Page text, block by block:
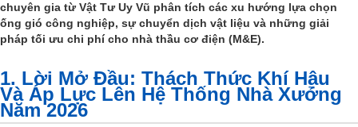
chuyên gia từVật Tư Uy Vũ phân tích các xu hướng lựa chọn
ống gió công nghiệp, sự chuyển dịch vật liệu và những giải
pháp tối ưu chi phí cho nhà thầu cơ điện (M&E).
1. Lời Mở Đầu: Thách Thức Khí Hậu
Và Áp Lực Lên Hệ Thống Nhà Xưởng
Năm 2026